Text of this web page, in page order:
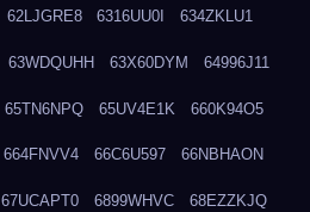
62LJGRE8 6316UU0I 634ZKLU1
63WDQUHH 63X60DYM 64996J11
65TN6NPQ 65UV4E1K 660K94O5
664FNVV4 66C6U597 66NBHAON
67UCAPT0 6899WHVC 68EZZKJQ